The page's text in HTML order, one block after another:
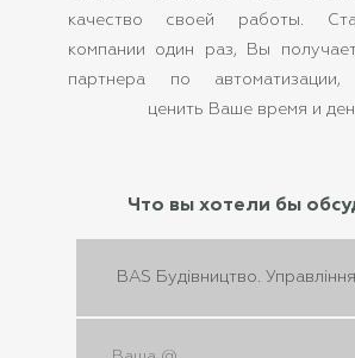
качество своей работы.
компании один раз, Вы
партнера по автоматизации,
ценить Ваше время и
Что вы хотели бы